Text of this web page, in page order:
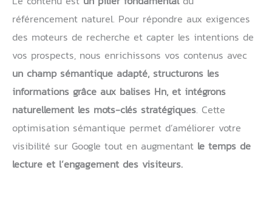
référencement naturel. Pour répondre aux exigences
des moteurs de recherche et capter les intentions de
vos prospects, nous enrichissons vos contenus avec
un champ sémantique adapté, structurons les
informations grâce aux balises Hn, et intégrons
naturellement les mots-clés stratégiques. Cette
optimisation sémantique permet d’améliorer votre
visibilité sur Google tout en augmentant le temps de
lecture et l’engagement des visiteurs.